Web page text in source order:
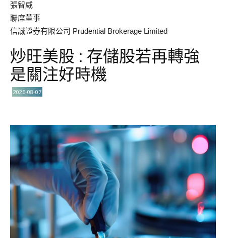
張智威
聯席董事
信誠證券有限公司 Prudential Brokerage Limited
炒旺美股 : 存儲股若再轉強
是關注好時機
2026-08-07